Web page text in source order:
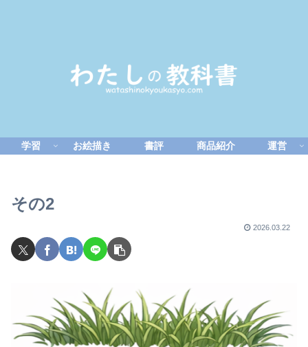
学習 お絵描き 書評 商品紹介 運営
その2
2026.03.22